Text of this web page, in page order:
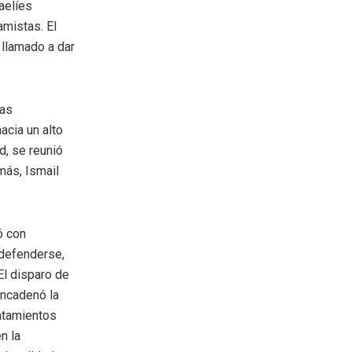
El
a dar
un alto
se reunió
Ismail
con
disparo de
la
la